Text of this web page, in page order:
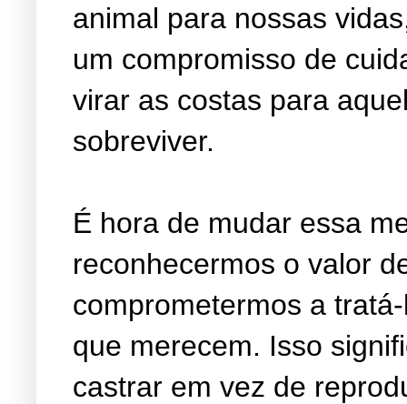
animal para nossas
um compromisso de
virar as costas para
sobreviver.
É hora de mudar essa
reconhecermos o valor
comprometermos a
que merecem. Isso
castrar em vez de